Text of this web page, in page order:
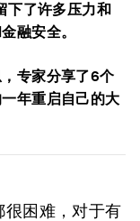
下了许多压力和
融安全。
专家分享了6个
年重启自己的大
困难，对于有